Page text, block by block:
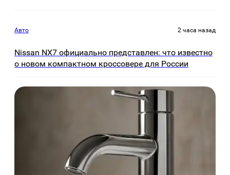
Авто 2 часа назад
Nissan NX7 официально представлен: что известно
о новом компактном кроссовере для России